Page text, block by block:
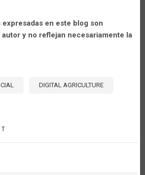
en este blog son
y no reflejan necesariamente la
DIGITAL AGRICULTURE